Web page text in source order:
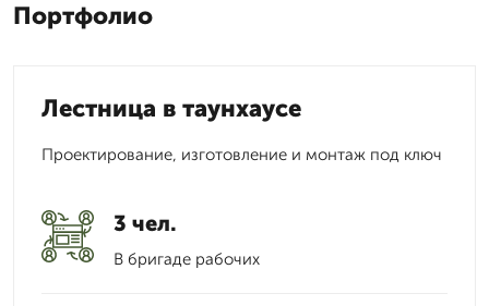
Портфолио
Лестница в таунхаусе
Проектирование, изготовление и монтаж под ключ
3 чел.
В бригаде рабочих